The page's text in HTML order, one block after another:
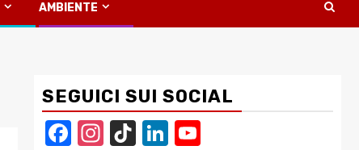
AMBIENTE
SEGUICI SUI SOCIAL
Facebook
Instagram
TikTokLinkedIn